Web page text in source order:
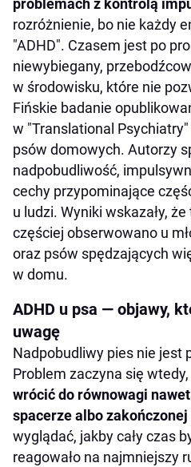
problemach z kontrolą
rozróżnienie, bo nie każdy
"ADHD". Czasem jest po
niewybiegany,
w środowisku, które nie
Fińskie badanie
w "Translational
psów domowych. Autorzy
nadpobudliwość,
cechy przypominające
u ludzi. Wyniki wskazały,
częściej obserwowano u
oraz psów spędzających
w domu.
ADHD u psa — objawy,
uwagę
Nadpobudliwy pies nie jest
Problem zaczyna się
wrócić do równowagi
spacerze albo
wyglądać, jakby cały czas
reagowało na najmniejszy